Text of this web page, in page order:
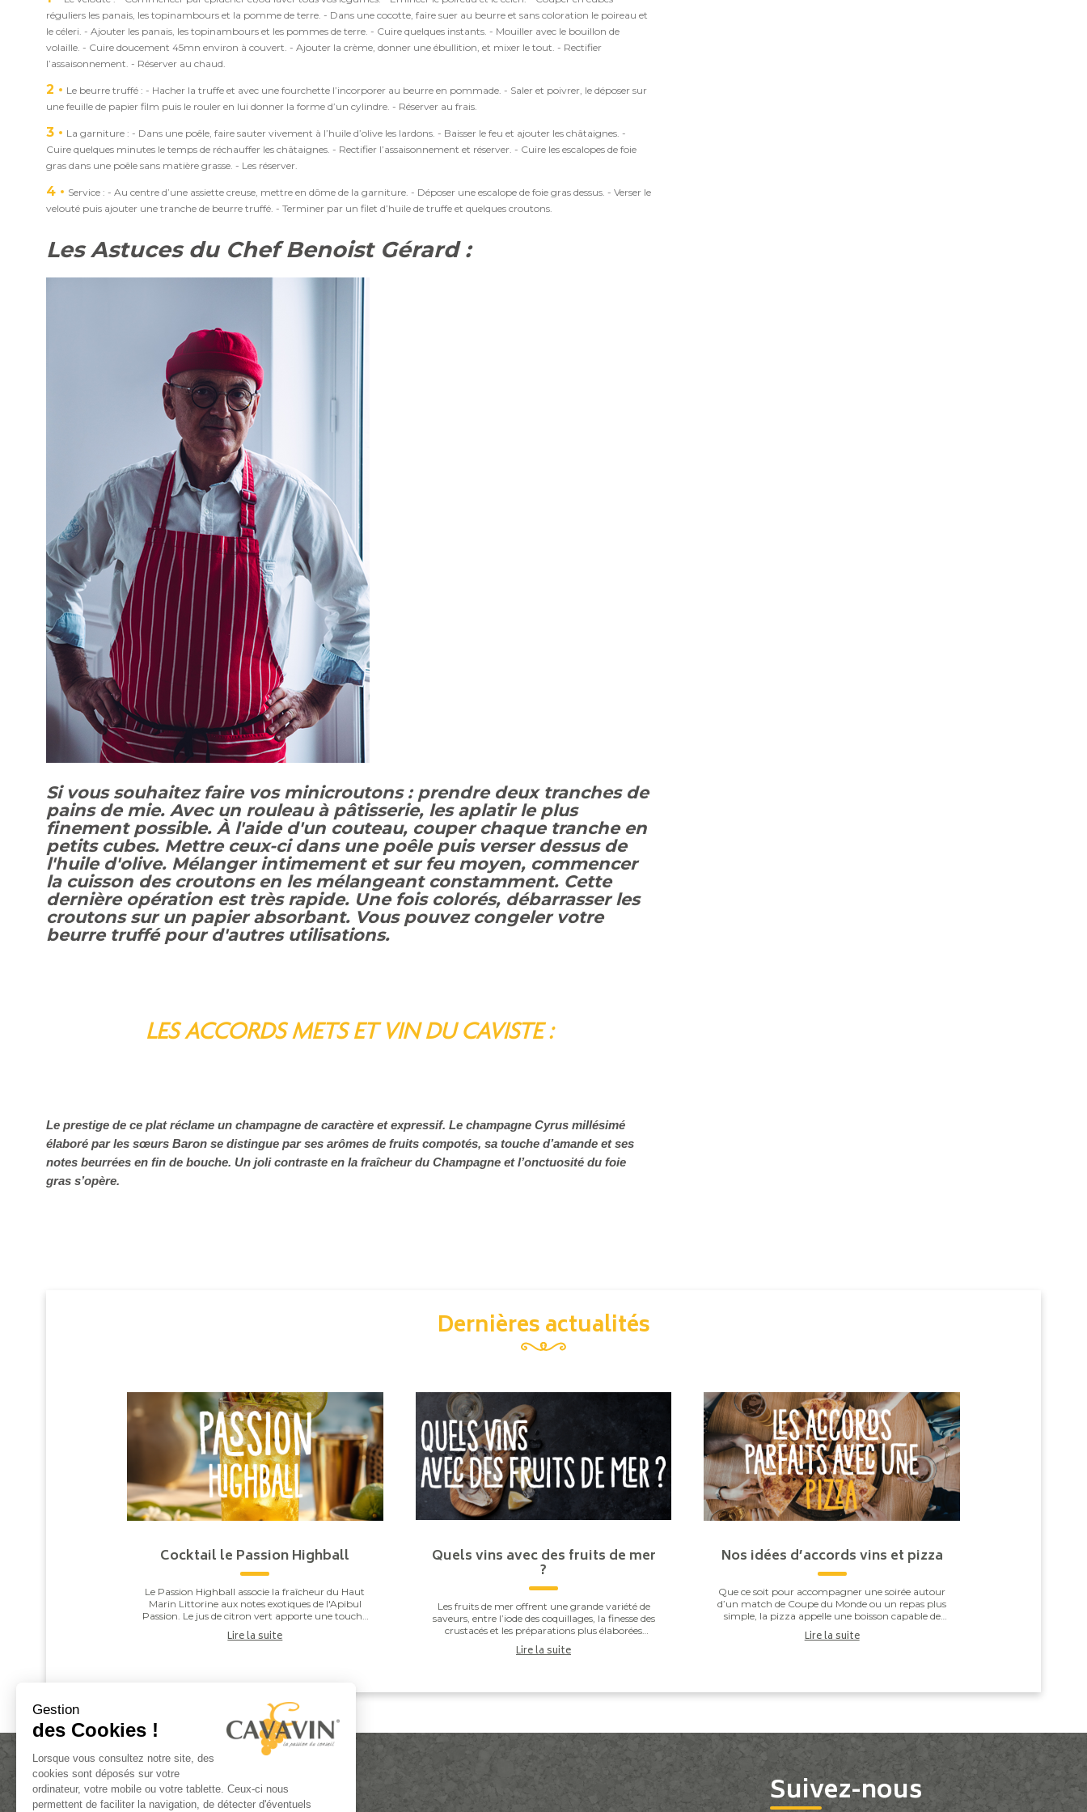
réguliers les panais, les topinambours et la pomme de terre. - Dans une cocotte, faire suer au beurre et sans coloration le poireau et
le céleri. - Ajouter les panais, les topinambours et les pommes de terre. - Cuire quelques instants. - Mouiller avec le bouillon de
volaille. - Cuire doucement 45mn environ à couvert. - Ajouter la crème, donner une ébullition, et mixer le tout. - Rectifier
l’assaisonnement. - Réserver au chaud.
2
Le beurre truffé : - Hacher la truffe et avec une fourchette l’incorporer au beurre en pommade. - Saler et poivrer, le déposer sur
une feuille de papier film puis le rouler en lui donner la forme d’un cylindre. - Réserver au frais.
3
La garniture : - Dans une poêle, faire sauter vivement à l’huile d’olive les lardons. - Baisser le feu et ajouter les châtaignes. -
Cuire quelques minutes le temps de réchauffer les châtaignes. - Rectifier l’assaisonnement et réserver. - Cuire les escalopes de foie
gras dans une poêle sans matière grasse. - Les réserver.
4
Service : - Au centre d’une assiette creuse, mettre en dôme de la garniture. - Déposer une escalope de foie gras dessus. - Verser le
velouté puis ajouter une tranche de beurre truffé. - Terminer par un filet d’huile de truffe et quelques croutons.
Les Astuces du Chef Benoist Gérard :
Si vous souhaitez faire vos minicroutons : prendre deux tranches de
pains de mie. Avec un rouleau à pâtisserie, les aplatir le plus
finement possible. À l'aide d'un couteau, couper chaque tranche en
petits cubes. Mettre ceux-ci dans une poêle puis verser dessus de
l'huile d'olive. Mélanger intimement et sur feu moyen, commencer
la cuisson des croutons en les mélangeant constamment. Cette
dernière opération est très rapide. Une fois colorés, débarrasser les
croutons sur un papier absorbant. Vous pouvez congeler votre
beurre truffé pour d'autres utilisations.
LES ACCORDS METS ET VIN DU CAVISTE :
Le prestige de ce plat réclame un champagne de caractère et expressif. Le champagne Cyrus millésimé
élaboré par les sœurs Baron se distingue par ses arômes de fruits compotés, sa touche d’amande et ses
notes beurrées en fin de bouche. Un joli contraste en la fraîcheur du Champagne et l’onctuosité du foie
gras s’opère.
Dernières actualités
Cocktail le Passion Highball
Le Passion Highball associe la fraîcheur du Haut
Marin Littorine aux notes exotiques de l'Apibul
Passion. Le jus de citron vert apporte une touche
Lire la suite
Quels vins avec des fruits de mer
?
Les fruits de mer offrent une grande variété de
saveurs, entre l’iode des coquillages, la finesse des
crustacés et les préparations plus élaborées
Lire la suite
Nos idées d’accords vins et pizza
Que ce soit pour accompagner une soirée autour
d’un match de Coupe du Monde ou un repas plus
simple, la pizza appelle une boisson capable de
...
Lire la suite
Suivez-nous
Gestion
des Cookies !
Lorsque vous consultez notre site, des
cookies sont déposés sur votre
ordinateur, votre mobile ou votre tablette. Ceux-ci nous
permettent de faciliter la navigation, de détecter d'éventuels